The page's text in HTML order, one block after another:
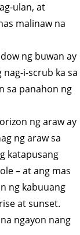
ulan, at
malinaw na
ng buwan ay
i-scrub ka sa
sa panahon ng
ng araw ay
ng araw sa
katapusang
– at ang mas
ng kabuuang
at sunset.
ngayon nang